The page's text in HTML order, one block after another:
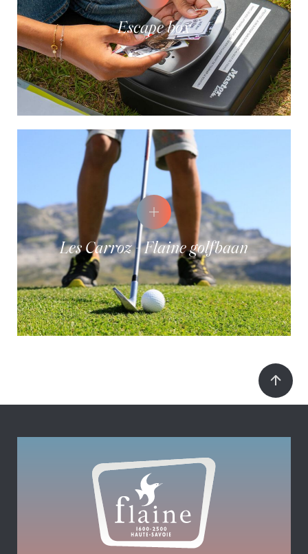
Escape box
Les Carroz - Flaine golfbaan